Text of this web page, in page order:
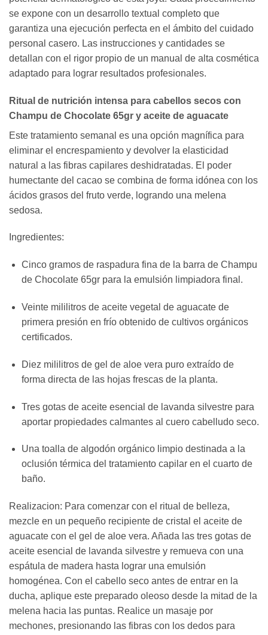
se expone con un desarrollo textual completo que
garantiza una ejecución perfecta en el ámbito del cuidado
personal casero. Las instrucciones y cantidades se
detallan con el rigor propio de un manual de alta cosmética
adaptado para lograr resultados profesionales.
Ritual de nutrición intensa para cabellos secos con
Champu de Chocolate 65gr y aceite de aguacate
Este tratamiento semanal es una opción magnífica para
eliminar el encrespamiento y devolver la elasticidad
natural a las fibras capilares deshidratadas. El poder
humectante del cacao se combina de forma idónea con los
ácidos grasos del fruto verde, logrando una melena
sedosa.
Ingredientes:
Cinco gramos de raspadura fina de la barra de Champu
de Chocolate 65gr para la emulsión limpiadora final.
Veinte mililitros de aceite vegetal de aguacate de
primera presión en frío obtenido de cultivos orgánicos
certificados.
Diez mililitros de gel de aloe vera puro extraído de
forma directa de las hojas frescas de la planta.
Tres gotas de aceite esencial de lavanda silvestre para
aportar propiedades calmantes al cuero cabelludo seco.
Una toalla de algodón orgánico limpio destinada a la
oclusión térmica del tratamiento capilar en el cuarto de
baño.
Realizacion: Para comenzar con el ritual de belleza,
mezcle en un pequeño recipiente de cristal el aceite de
aguacate con el gel de aloe vera. Añada las tres gotas de
aceite esencial de lavanda silvestre y remueva con una
espátula de madera hasta lograr una emulsión
homogénea. Con el cabello seco antes de entrar en la
ducha, aplique este preparado oleoso desde la mitad de la
melena hacia las puntas. Realice un masaje por
mechones, presionando las fibras con los dedos para